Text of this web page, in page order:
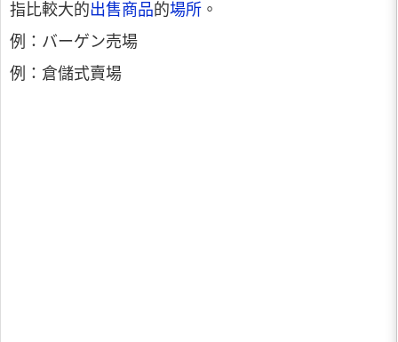
指比較大的出售商品的場所 。
例：バーゲン売場
例：倉儲式賣場